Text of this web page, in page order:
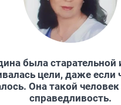
была старательной
цели, даже если
Она такой
справедливость.